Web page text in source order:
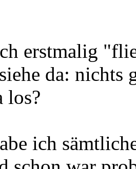
erstmalig
da: nichts
los?
ich